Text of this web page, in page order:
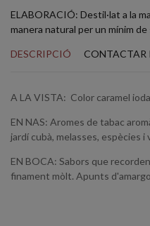
ELABORACIÓ: Destil·lat a la
manera natural per un mínim
DESCRIPCIÓ CONTACTAR
A LA VISTA: Color caramel
EN NAS: Aromes de tabac
jardí cubà, melasses, espècies i
EN BOCA: Sabors que
finament mòlt. Apunts